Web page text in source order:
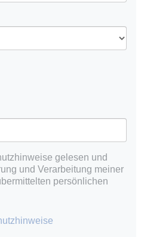
gelesen und
und Verarbeitung meiner
persönlichen